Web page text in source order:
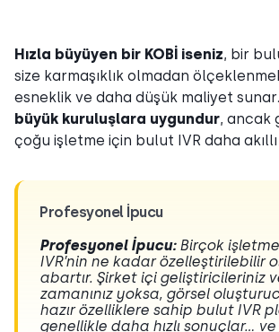
Hızla büyüyen bir KOBİ iseniz, bir
size karmaşıklık olmadan
esneklik ve daha düşük maliyet sunar.
büyük kuruluşlara uygundur, ancak
çoğu işletme için bulut IVR daha
Profesyonel İpucu
Profesyonel İpucu:Birçok
IVR’nin ne kadar özelleştirilebilir
abartır. Şirket içi geliştiricileriniz
zamanınız yoksa, görsel
hazır özelliklere sahip bulut IVR
genellikle daha hızlı sonuçlar…